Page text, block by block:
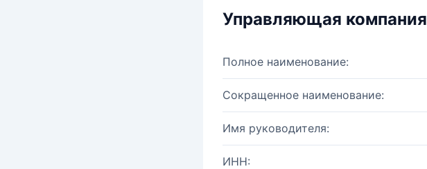
Управляющая компания
Полное наименование:
Сокращенное наименование:
Имя руководителя:
ИНН: